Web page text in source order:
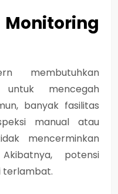
membutuhkan
mencegah
banyak fasilitas
manual atau
mencerminkan
potensi
terlambat.